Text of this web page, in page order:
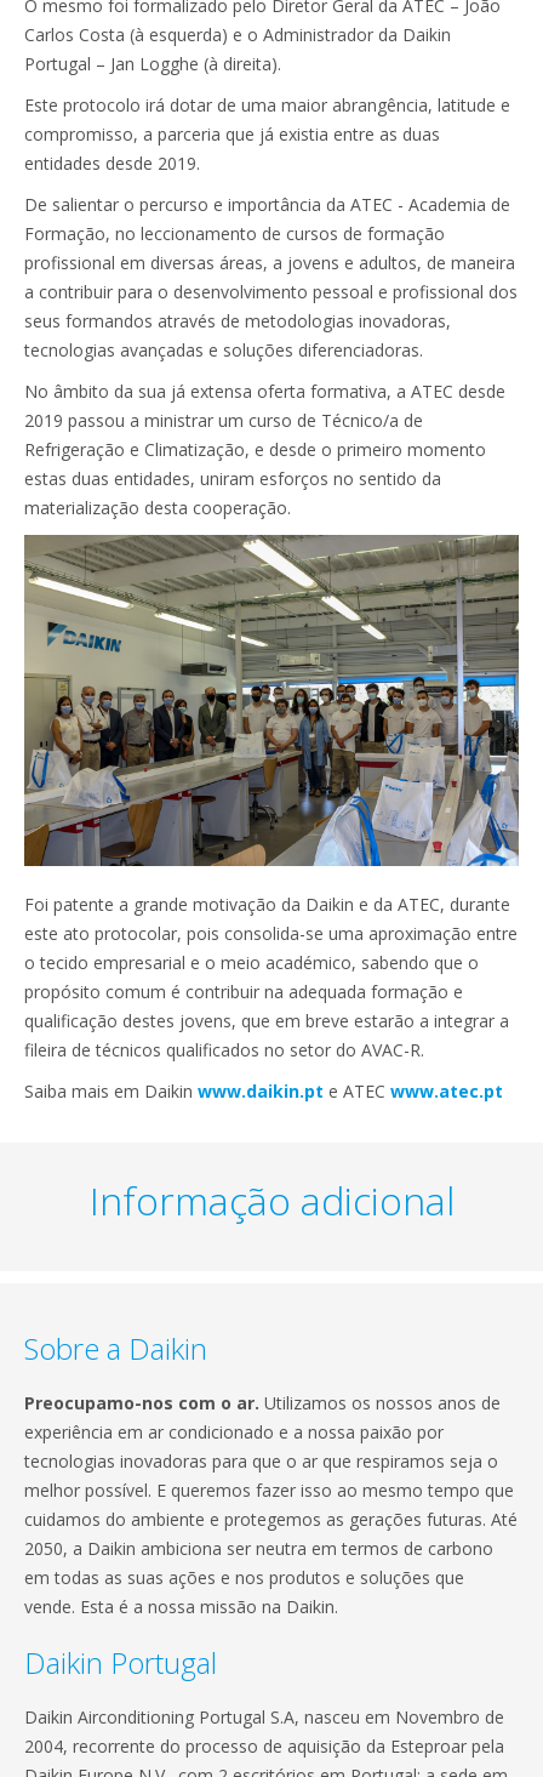
O mesmo foi formalizado pelo Diretor Geral da ATEC – João
Carlos Costa (à esquerda) e o Administrador da Daikin
Portugal – Jan Logghe (à direita).
Este protocolo irá dotar de uma maior abrangência, latitude e
compromisso, a parceria que já existia entre as duas
entidades desde 2019.
De salientar o percurso e importância da ATEC - Academia de
Formação, no leccionamento de cursos de formação
profissional em diversas áreas, a jovens e adultos, de maneira
a contribuir para o desenvolvimento pessoal e profissional dos
seus formandos através de metodologias inovadoras,
tecnologias avançadas e soluções diferenciadoras.
No âmbito da sua já extensa oferta formativa, a ATEC desde
2019 passou a ministrar um curso de Técnico/a de
Refrigeração e Climatização, e desde o primeiro momento
estas duas entidades, uniram esforços no sentido da
materialização desta cooperação.
Foi patente a grande motivação da Daikin e da ATEC, durante
este ato protocolar, pois consolida-se uma aproximação entre
o tecido empresarial e o meio académico, sabendo que o
propósito comum é contribuir na adequada formação e
qualificação destes jovens, que em breve estarão a integrar a
fileira de técnicos qualificados no setor do AVAC-R.
Saiba mais em Daikin www.daikin.pt e ATEC www.atec.pt
Informação adicional
Sobre a Daikin
Preocupamo-nos com o ar. Utilizamos os nossos anos de
experiência em ar condicionado e a nossa paixão por
tecnologias inovadoras para que o ar que respiramos seja o
melhor possível. E queremos fazer isso ao mesmo tempo que
cuidamos do ambiente e protegemos as gerações futuras. Até
2050, a Daikin ambiciona ser neutra em termos de carbono
em todas as suas ações e nos produtos e soluções que
vende. Esta é a nossa missão na Daikin.
Daikin Portugal
Daikin Airconditioning Portugal S.A, nasceu em Novembro de
2004, recorrente do processo de aquisição da Esteproar pela